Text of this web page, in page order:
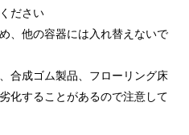
ださい
、他の容器には入れ替えないで
合成ゴム製品、フローリング床
化することがあるので注意して